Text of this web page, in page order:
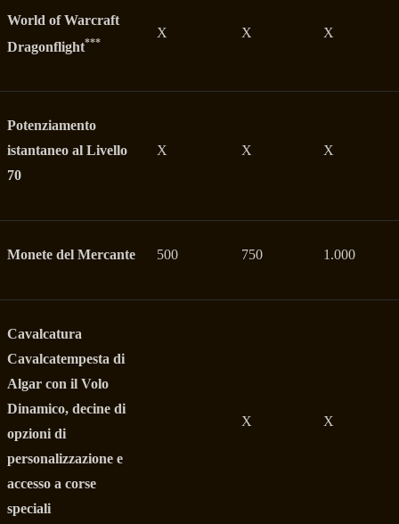
World of Warcraft
Dragonflight***
X X X
Potenziamento
istantaneo al Livello
70
X X X
Monete del Mercante 500 750 1.000
Cavalcatura
Cavalcatempesta di
Algar con il Volo
Dinamico, decine di
opzioni di
personalizzazione e
accesso a corse
speciali
X X